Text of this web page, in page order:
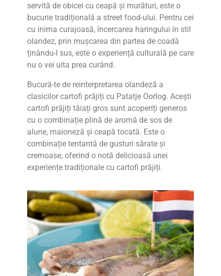
servită de obicei cu ceapă și murături, este o
bucurie tradițională a street food-ului. Pentru cei
cu inima curajoasă, încercarea haringului în stil
olandez, prin mușcarea din partea de coadă
ținându-l sus, este o experiență culturală pe care
nu o vei uita prea curând.
Bucură-te de reinterpretarea olandeză a
clasicilor cartofi prăjiți cu Patatje Oorlog. Acești
cartofi prăjiți tăiați gros sunt acoperiți generos
cu o combinație plină de aromă de sos de
alune, maioneză și ceapă tocată. Este o
combinație tentantă de gusturi sărate și
cremoase, oferind o notă delicioasă unei
experiențe tradiționale cu cartofi prăjiți.